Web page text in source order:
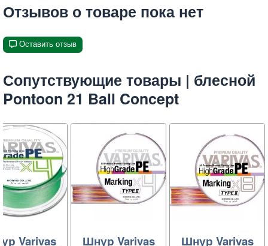
Отзывов о товаре пока нет
Оставить отзыв
Сопутствующие товары | блесной
Pontoon 21 Ball Concept
Varivas Шнур Varivas Шнур Varivas